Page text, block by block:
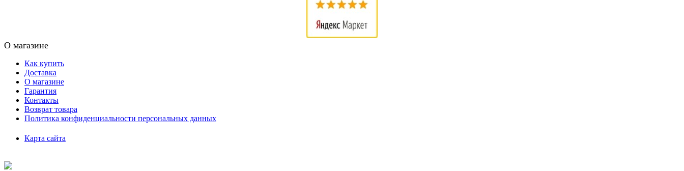
О магазине
Как купить
Доставка
О магазине
Гарантия
Контакты
Возврат товара
Политика конфиденциальности персональных данных
Карта сайта